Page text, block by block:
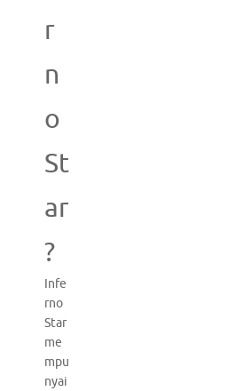
r
n
o
St
ar
?
Infe
rno
Star
me
mpu
nyai